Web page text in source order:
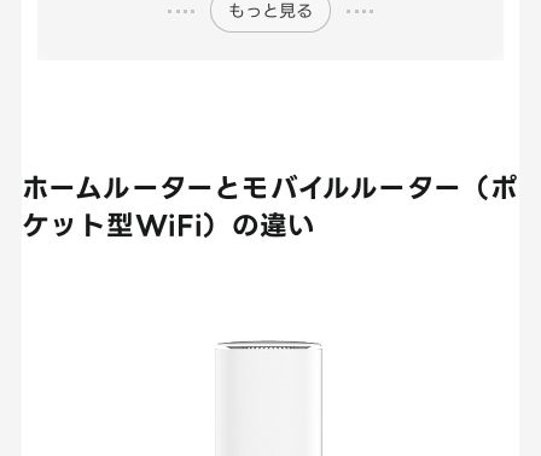
もっと見る
ホームルーターとモバイルルーター（ポ
ケット型WiFi）の違い